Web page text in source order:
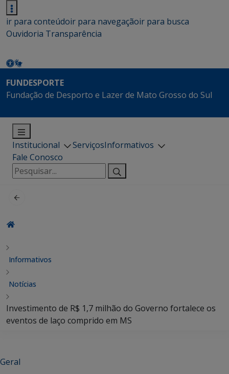
ir para conteúdoir para navegaçãoir para busca
Ouvidoria Transparência
FUNDESPORTE
Fundação de Desporto e Lazer de Mato Grosso do Sul
Institucional ServiçosInformativos
Fale Conosco
Pesquisar
por:
Informativos
Notícias
Investimento de R$ 1,7 milhão do Governo fortalece os
eventos de laço comprido em MS
Geral